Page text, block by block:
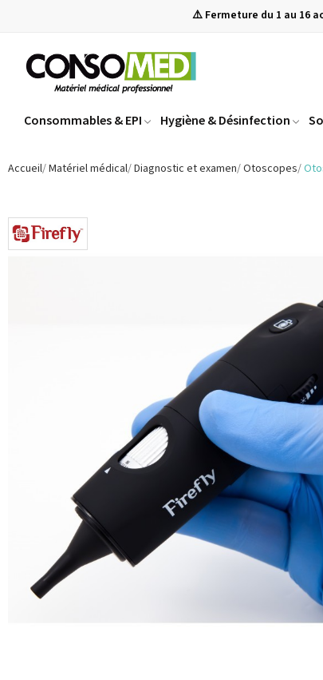
⚠️ Fermeture du 1 au 16
Consommables & EPI Hygiène & Désinfection
Accueil Matériel médical Diagnostic et examen Otoscopes